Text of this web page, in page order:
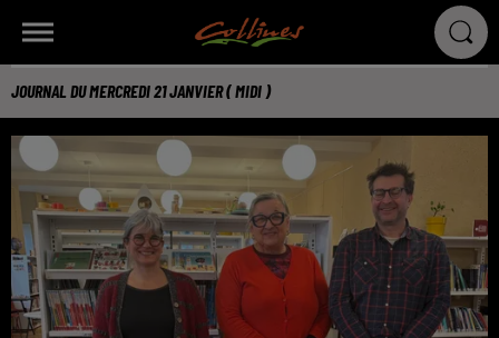
JOURNAL DU MERCREDI 21 JANVIER ( MIDI )